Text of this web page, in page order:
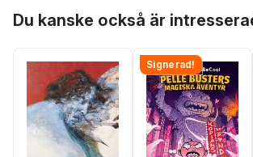
Du kanske också är
Signerad!